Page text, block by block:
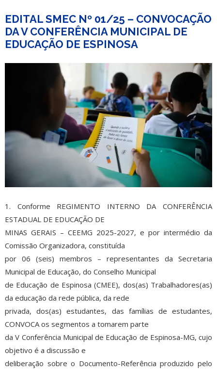
EDITAL SMEC Nº 01/25 – CONVOCAÇÃO
DA V CONFERÊNCIA MUNICIPAL DE
EDUCAÇÃO DE ESPINOSA
1. Conforme REGIMENTO INTERNO DA CONFERÊNCIA
ESTADUAL DE EDUCAÇÃO DE
MINAS GERAIS – CEEMG 2025-2027, e por intermédio da
Comissão Organizadora, constituída
por 06 (seis) membros – representantes da Secretaria
Municipal de Educação, do Conselho Municipal
de Educação de Espinosa (CMEE), dos(as) Trabalhadores(as)
da educação da rede pública, da rede
privada, dos(as) estudantes, das famílias de estudantes,
CONVOCA os segmentos a tomarem parte
da V Conferência Municipal de Educação de Espinosa-MG, cujo
objetivo é a discussão e
deliberação sobre o Documento-Referência produzido pelo